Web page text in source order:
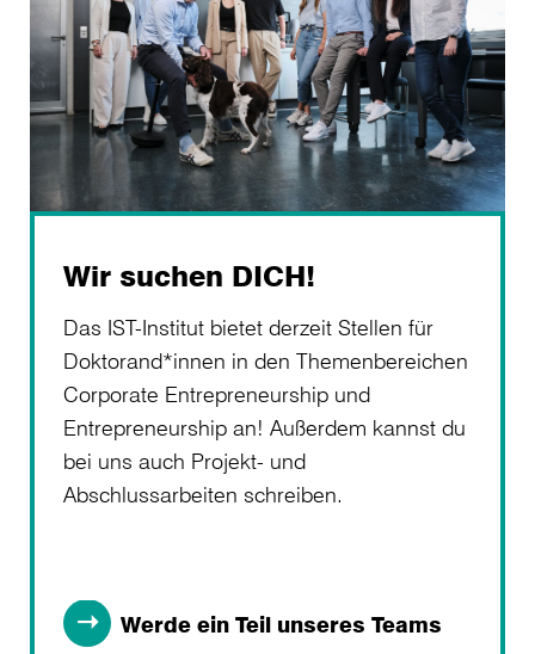
Wir suchen DICH!
Das IST-Institut bietet derzeit Stellen für
Doktorand*innen in den Themenbereichen
Corporate Entrepreneurship und
Entrepreneurship an! Außerdem kannst du
bei uns auch Projekt- und
Abschlussarbeiten schreiben.
Werde ein Teil unseres Teams